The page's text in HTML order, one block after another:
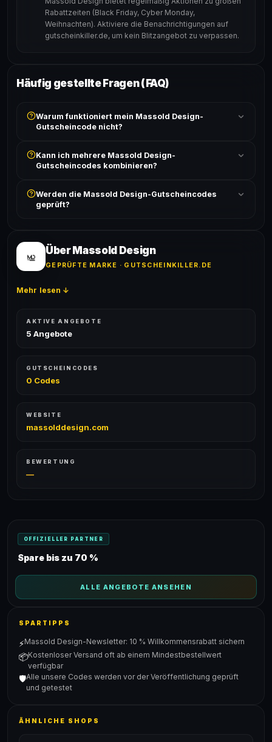
Rabattzeiten (Black Friday, Cyber Monday,
Weihnachten). Aktiviere die Benachrichtigungen auf
gutscheinkiller.de, um kein Blitzangebot zu verpassen.
Häufig gestellte Fragen (FAQ)
Warum funktioniert mein Massold Design-
Gutscheincode nicht?
ist und ob der Code nicht für bereits reduzierte Artikel
gilt. Alle Bedingungen findest du unter „Details".
Kann ich mehrere Massold Design-
Gutscheincodes kombinieren?
akzeptiert. Die Kombination mehrerer Codes ist meist
ausgeschlossen, sofern die Angebotsbedingungen
Werden die Massold Design-Gutscheincodes
geprüft?
Erfolgsquote wird bei jedem Angebot angezeigt.
Über Massold Design
GEPRÜFTE MARKE · GUTSCHEINKILLER.DE
Mehr lesen ↓
AKTIVE ANGEBOTE
5 Angebote
GUTSCHEINCODES
0 Codes
WEBSITE
massolddesign.com
BEWERTUNG
—
OFFIZIELLER PARTNER
Spare bis zu 70 %
ALLE ANGEBOTE ANSEHEN
SPARTIPPS
⚡Massold Design-Newsletter: 10 % Willkommensrabatt sichern
📦Kostenloser Versand oft ab einem Mindestbestellwert
verfügbar
🛡️Alle unsere Codes werden vor der Veröffentlichung geprüft
und getestet
ÄHNLICHE SHOPS